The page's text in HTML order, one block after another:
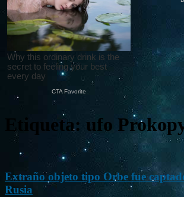
Etiqueta: ufo
Extraño objeto tipo Orbe fue
Rusia